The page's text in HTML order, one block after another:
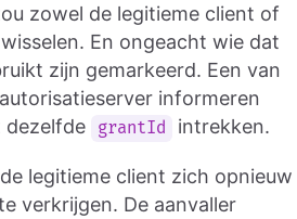
zowel de legitieme client of
En ongeacht wie dat
zijn gemarkeerd. Een van
informeren
dezelfde
grantId intrekken.
legitieme client zich opnieuw
verkrijgen. De aanvaller